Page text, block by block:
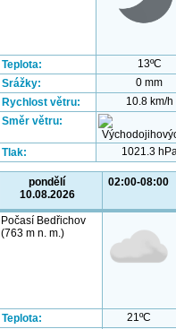
Teplota: 13ºC
Srážky:
0 mm
Rychlost větru:
10.8 km/h
Směr větru:
Tlak: 1021.3
pondělí
10.08.2026
02:00-08:00
Počasí Bedřichov
(763 m n. m.)
Teplota: 21ºC